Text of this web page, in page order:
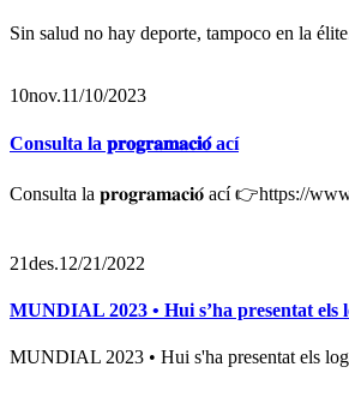
Sin salud no hay deporte, tampoco en la
10nov.11/10/2023
Consulta la 𝐩𝐫𝐨𝐠𝐫𝐚𝐦𝐚𝐜𝐢𝐨́ ací
Consulta la 𝐩𝐫𝐨𝐠𝐫𝐚𝐦𝐚𝐜𝐢𝐨́ ací 👉https://
21des.12/21/2022
MUNDIAL 2023 • Hui s’ha presentat
MUNDIAL 2023 • Hui s'ha presentat els